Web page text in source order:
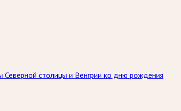
Северной столицы и Венгрии ко дню рождения